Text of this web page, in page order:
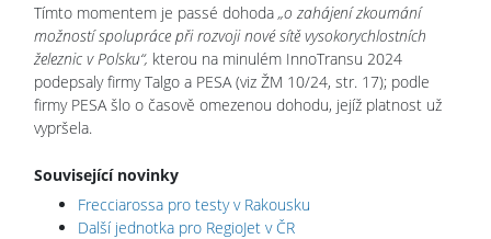
Tímto momentem je passé dohoda „o zahájení zkoumání
možností spolupráce při rozvoji nové sítě vysokorychlostních
železnic v Polsku“, kterou na minulém InnoTransu 2024
podepsaly firmy Talgo a PESA (viz ŽM 10/24, str. 17); podle
firmy PESA šlo o časově omezenou dohodu, jejíž platnost už
vypršela.
Související novinky
Frecciarossa pro testy v Rakousku
Další jednotka pro RegioJet v ČR